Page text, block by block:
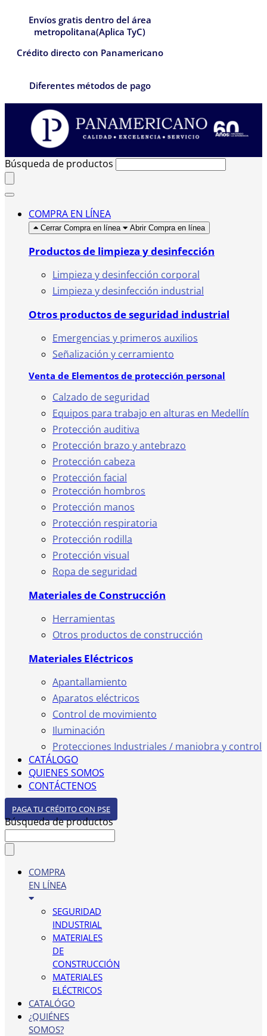
Envíos gratis dentro del área
metropolitana(Aplica TyC)
Crédito directo con Panamericano
Diferentes métodos de pago
Búsqueda de productos
COMPRA EN LÍNEA
Cerrar Compra en línea Abrir Compra en línea
Productos de limpieza y desinfección
Limpieza y desinfección corporal
Limpieza y desinfección industrial
Otros productos de seguridad industrial
Emergencias y primeros auxilios
Señalización y cerramiento
Venta de Elementos de protección personal
Calzado de seguridad
Equipos para trabajo en alturas en Medellín
Protección auditiva
Protección brazo y antebrazo
Protección cabeza
Protección facial
Protección hombros
Protección manos
Protección respiratoria
Protección rodilla
Protección visual
Ropa de seguridad
Materiales de Construcción
Herramientas
Otros productos de construcción
Materiales Eléctricos
Apantallamiento
Aparatos eléctricos
Control de movimiento
Iluminación
Protecciones Industriales / maniobra y control
CATÁLOGO
QUIENES SOMOS
CONTÁCTENOS
PAGA TU CRÉDITO CON PSE
Búsqueda de productos
COMPRA
EN LÍNEA
SEGURIDAD
INDUSTRIAL
MATERIALES
DE
CONSTRUCCIÓN
MATERIALES
ELÉCTRICOS
CATALÓGO
¿QUIÉNES
SOMOS?